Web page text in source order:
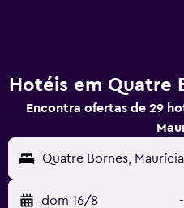
Hotéis em Quatre
Encontra ofertas de 29
Quatre Bornes, Maurícia
dom 16/8 -